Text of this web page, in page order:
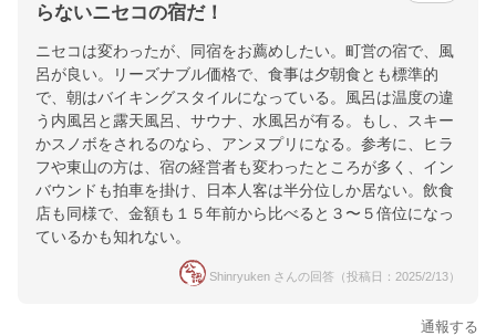
らないニセコの宿だ！
ニセコは変わったが、同宿をお薦めしたい。町営の宿で、風
呂が良い。リーズナブル価格で、食事は夕朝食とも標準的
で、朝はバイキングスタイルになっている。風呂は温度の違
う内風呂と露天風呂、サウナ、水風呂が有る。もし、スキー
かスノボをされるのなら、アンヌプリになる。参考に、ヒラ
フや東山の方は、宿の経営者も変わったところが多く、イン
バウンドも拍車を掛け、日本人客は半分位しか居ない。飲食
店も同様で、金額も１５年前から比べると３〜５倍位になっ
ているかも知れない。
Shinryuken さんの回答（投稿日：2025/2/13）
通報する